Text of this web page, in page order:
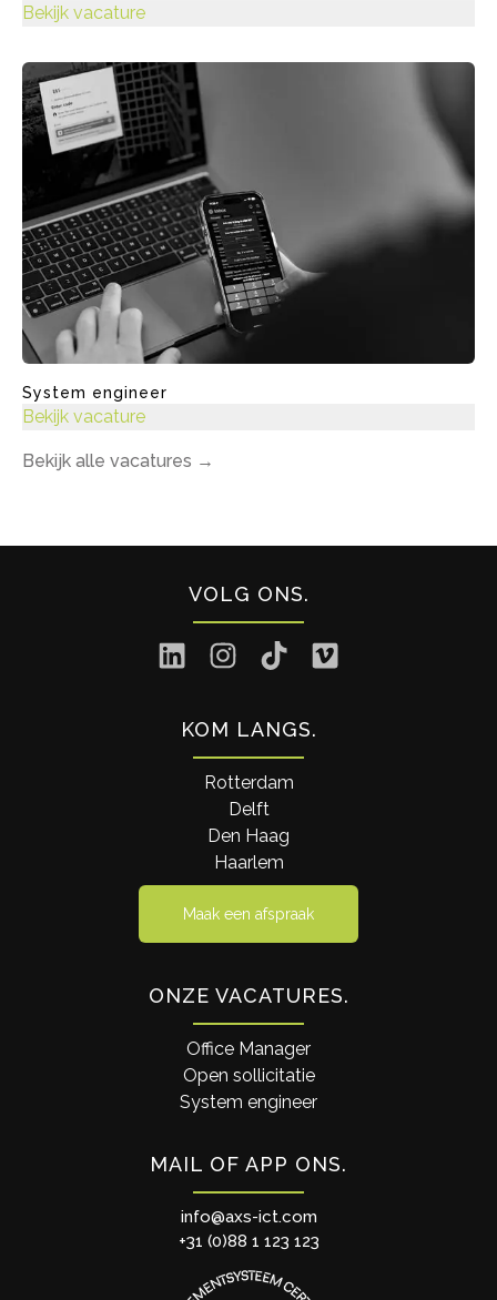
Bekijk vacature
System engineer
Bekijk vacature
Bekijk alle vacatures →
VOLG ONS
KOM LANGS
Rotterdam
Delft
Den Haag
Haarlem
Maak een afspraak
ONZE VACATURES
Office Manager
Open sollicitatie
System engineer
MAIL OF APP ONS
info@axs-ict.com
+31 (0)88 1 123 123